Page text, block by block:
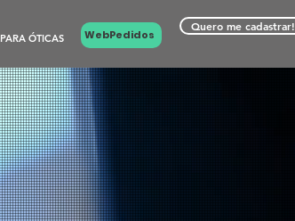
PARA ÓTICAS WebPedidos
Quero me cadastrar!